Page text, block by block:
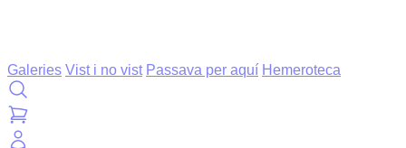
Galeries Vist i no vist Passava per aquí Hemeroteca